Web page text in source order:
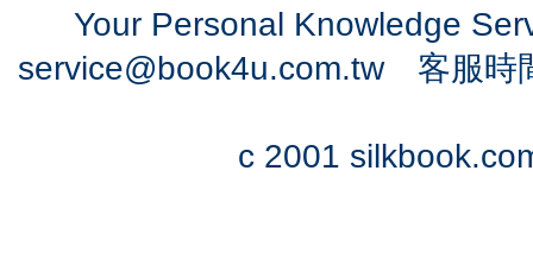
Your Personal Knowledge
service@book4u.com.tw客服時
c 2001